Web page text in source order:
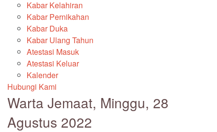
Kabar Kelahiran
Kabar Pernikahan
Kabar Duka
Kabar Ulang Tahun
Atestasi Masuk
Atestasi Keluar
Kalender
Hubungi Kami
Warta Jemaat, Minggu, 28
Agustus 2022